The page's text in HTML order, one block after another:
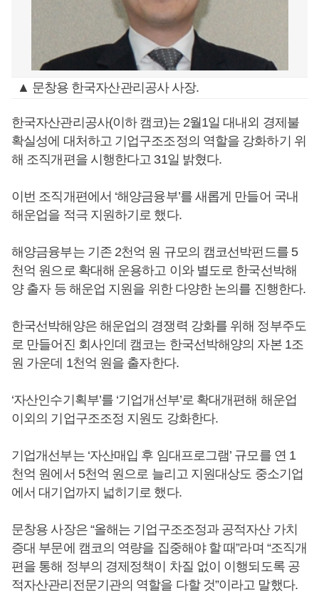
▲ 문창용 한국자산관리공사 사장.
한국자산관리공사(이하 캠코)는 2월1일 대내외 경제불
확실성에 대처하고 기업구조조정의 역할을 강화하기 위
해 조직개편을 시행한다고 31일 밝혔다.
이번 조직개편에서 ‘해양금융부’를 새롭게 만들어 국내
해운업을 적극 지원하기로 했다.
해양금융부는 기존 2천억 원 규모의 캠코선박펀드를 5
천억 원으로 확대해 운용하고 이와 별도로 한국선박해
양 출자 등 해운업 지원을 위한 다양한 논의를 진행한다.
한국선박해양은 해운업의 경쟁력 강화를 위해 정부주도
로 만들어진 회사인데 캠코는 한국선박해양의 자본 1조
원 가운데 1천억 원을 출자한다.
‘자산인수기획부’를 ‘기업개선부’로 확대개편해 해운업
이외의 기업구조조정 지원도 강화한다.
기업개선부는 ‘자산매입 후 임대프로그램’ 규모를 연 1
천억 원에서 5천억 원으로 늘리고 지원대상도 중소기업
에서 대기업까지 넓히기로 했다.
문창용 사장은 “올해는 기업구조조정과 공적자산 가치
증대 부문에 캠코의 역량을 집중해야 할 때”라며 “조직개
편을 통해 정부의 경제정책이 차질 없이 이행되도록 공
적자산관리전문기관의 역할을 다할 것”이라고 말했다.